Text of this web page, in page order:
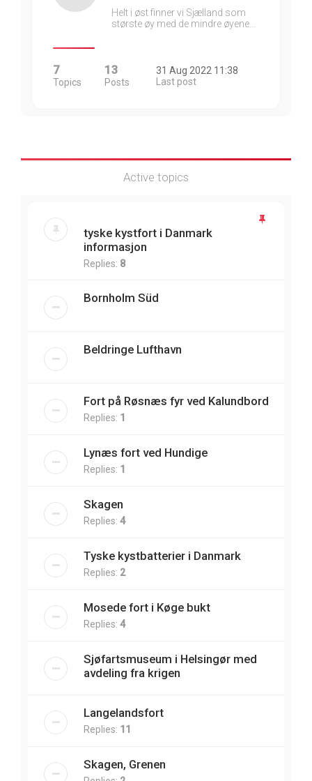
Helt i øst finner vi Sjælland som
største øy med de mindre øyene…
7
Topics
13
Posts
31 Aug 2022 11:38
Last post
Active topics
tyske kystfort i Danmark
informasjon
Replies: 8
Bornholm Süd
Beldringe Lufthavn
Fort på Røsnæs fyr ved Kalundbord
Replies: 1
Lynæs fort ved Hundige
Replies: 1
Skagen
Replies: 4
Tyske kystbatterier i Danmark
Replies: 2
Mosede fort i Køge bukt
Replies: 4
Sjøfartsmuseum i Helsingør med
avdeling fra krigen
Langelandsfort
Replies: 11
Skagen, Grenen